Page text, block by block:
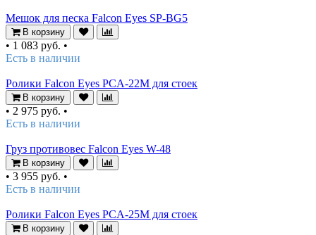
Мешок для песка Falcon Eyes SP-BG5
В корзину
• 1 083 руб. •
Есть в наличии
Ролики Falcon Eyes PCA-22M для стоек
В корзину
• 2 975 руб. •
Есть в наличии
Груз противовес Falcon Eyes W-48
В корзину
• 3 955 руб. •
Есть в наличии
Ролики Falcon Eyes PCA-25M для стоек
В корзину